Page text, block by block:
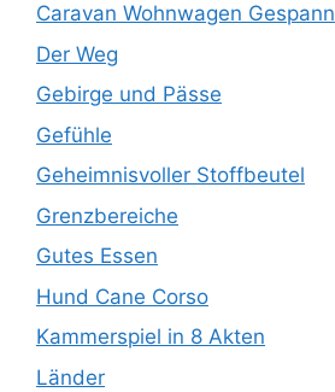
Caravan Wohnwagen Gespann
Der Weg
Gebirge und Pässe
Gefühle
Geheimnisvoller Stoffbeutel
Grenzbereiche
Gutes Essen
Hund Cane Corso
Kammerspiel in 8 Akten
Länder